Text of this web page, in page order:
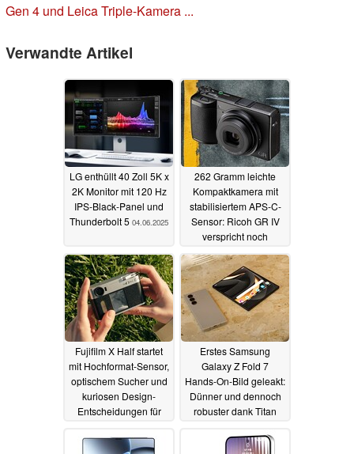
Gen 4 und Leica Triple-Kamera ...
Verwandte Artikel
LG enthüllt 40 Zoll 5K x
2K Monitor mit 120 Hz
IPS-Black-Panel und
Thunderbolt 5 04.06.2025
262 Gramm leichte
Kompaktkamera mit
stabilisiertem APS-C-
Sensor: Ricoh GR IV
verspricht noch
22.05.2025
Fujifilm X Half startet
mit Hochformat-Sensor,
optischem Sucher und
kuriosen Design-
Entscheidungen für
Erstes Samsung
Galaxy Z Fold 7
Hands-On-Bild geleakt:
Dünner und dennoch
robuster dank Titan